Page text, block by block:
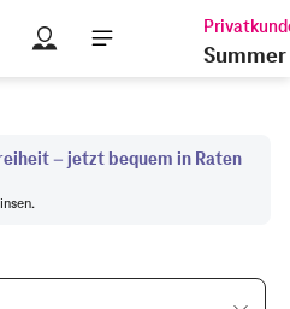
Shopping Cart
Summer